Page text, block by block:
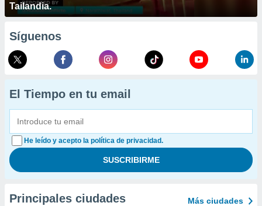
Tailandia.
Síguenos
El Tiempo en tu email
He leído y acepto la política de privacidad.
Principales ciudades Más ciudades